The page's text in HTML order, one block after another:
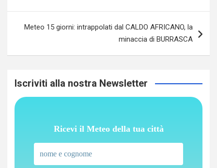
Meteo 15 giorni: intrappolati dal CALDO AFRICANO, la
minaccia di BURRASCA
Iscriviti alla nostra Newsletter
Ricevi il Meteo della tua città